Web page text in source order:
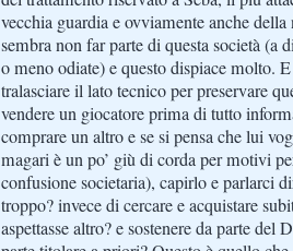
vecchia guardia e ovviamente anche
sembra non far parte di questa società (a
o meno odiate) e questo dispiace molto.
tralasciare il lato tecnico per preservare
vendere un giocatore prima di tutto
comprare un altro e se si pensa che lui
magari è un po’ giù di corda per motivi
confusione societaria), capirlo e parlarci
troppo? invece di cercare e acquistare
aspettasse altro? e sostenere da parte del